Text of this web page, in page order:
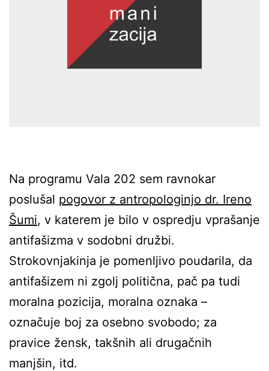
Na programu Vala 202 sem ravnokar
poslušal pogovor z antropologinjo dr. Ireno
Šumi, v katerem je bilo v ospredju vprašanje
antifašizma v sodobni družbi.
Strokovnjakinja je pomenljivo poudarila, da
antifašizem ni zgolj politična, pač pa tudi
moralna pozicija, moralna oznaka –
označuje boj za osebno svobodo; za
pravice žensk, takšnih ali drugačnih
manjšin, itd.